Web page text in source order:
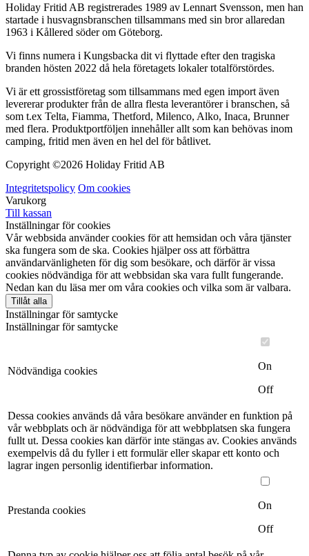
Holiday Fritid AB registrerades 1989 av Lennart Svensson, men han
startade i husvagnsbranschen tillsammans med sin bror allaredan
1963 i Kållered söder om Göteborg.
Vi finns numera i Kungsbacka dit vi flyttade efter den tragiska
branden hösten 2022 då hela företagets lokaler totalförstördes.
Vi är ett grossistföretag som tillsammans med egen import även
levererar produkter från de allra flesta leverantörer i branschen, så
som t.ex Telta, Fiamma, Thetford, Milenco, Alko, Inaca, Brunner
med flera. Produktportföljen innehåller allt som kan behövas inom
camping, fritid men även en hel del för båtlivet.
Copyright ©2026 Holiday Fritid AB
Integritetspolicy Om cookies
Varukorg
Till kassan
Inställningar för cookies
Vår webbsida använder cookies för att hemsidan och våra tjänster
ska fungera som de ska. Cookies hjälper oss att förbättra
användarvänligheten för dig som besökare, och därför är vissa
cookies nödvändiga för att webbsidan ska vara fullt fungerande.
Nedan kan du läsa mer om våra cookies och vilka som är valbara.
Tillåt alla
Inställningar för samtycke
Inställningar för samtycke
Nödvändiga cookies
On
Off
Dessa cookies används då våra besökare använder en funktion på
vår webbplats och är nödvändiga för att webbplatsen ska fungera
fullt ut. Dessa cookies kan därför inte stängas av. Cookies används
exempelvis då du fyller i ett formulär eller skapar ett konto och
lagrar ingen personlig identifierbar information.
Prestanda cookies
On
Off